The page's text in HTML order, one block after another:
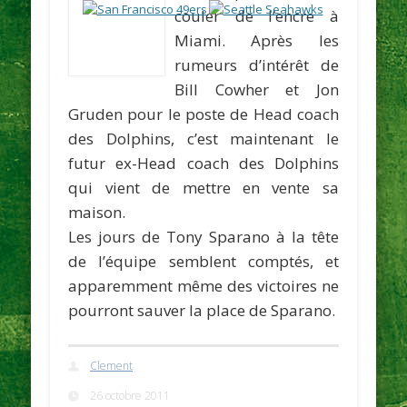
couler de l’encre à
Miami. Après les
rumeurs d’intérêt de
Bill Cowheret Jon
Gruden pour le poste de Head coach
des Dolphins, c’est maintenant le
futur ex-Head coach des Dolphins
qui vient de mettre en vente sa
maison.
Les jours de Tony Sparano à la tête
de l’équipe semblent comptés, et
apparemment même des victoires ne
pourront sauver la place de Sparano.
Clement
26 octobre 2011